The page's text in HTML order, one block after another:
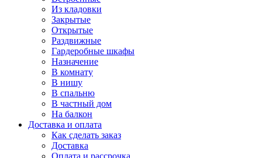
Из кладовки
Закрытые
Открытые
Раздвижные
Гардеробные шкафы
Назначение
В комнату
В нишу
В спальню
В частный дом
На балкон
Доставка и оплата
Как сделать заказ
Доставка
Оплата и рассрочка